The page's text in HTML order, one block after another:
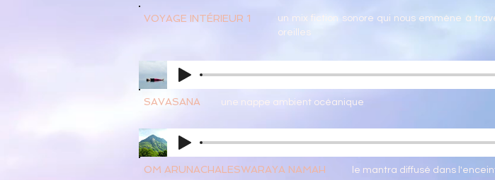
VOYAGE INTÉRIEUR 1
un mix fiction sonore qui nous emmène à
oreilles
SAVASANA une nappe ambient océanique
OM ARUNACHALESWARAYA NAMAH le mantra diffusé dans